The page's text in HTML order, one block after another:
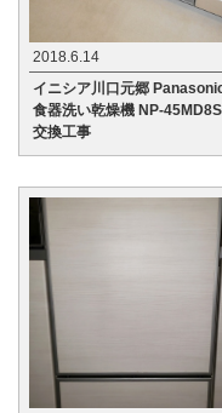
2018.6.14
イニシア川口元郷
食器洗い乾燥機 NP-
交換工事